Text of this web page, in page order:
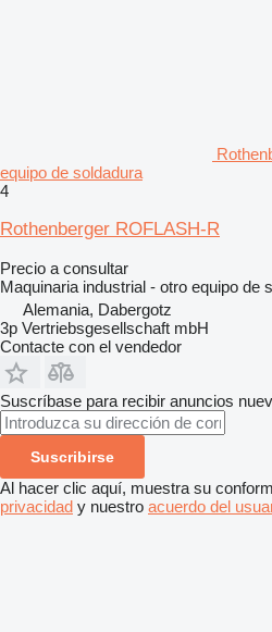
equipo de soldadura
4
Rothenberger ROFLASH-R
Precio a consultar
Maquinaria industrial - otro equipo de
Alemania, Dabergotz
3p Vertriebsgesellschaft mbH
Contacte con el vendedor
Suscríbase para recibir anuncios
Suscribirse
Al hacer clic aquí, muestra su
privacidad y nuestro acuerdo del